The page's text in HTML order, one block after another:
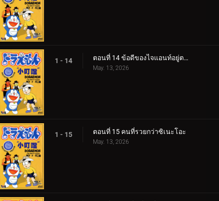
1 - 14 ตอนที่ 14 ข้อดีของไจแอนท์อยู่ตรงไหน
May. 13, 2026
1 - 15 ตอนที่ 15 คนที่รวยกว่าซิเนะโอะ
May. 13, 2026